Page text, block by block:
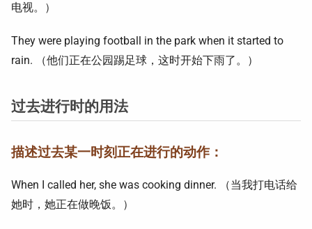
电视。）
They were playing football in the park when it started to
rain. （他们正在公园踢足球，这时开始下雨了。）
过去进行时的用法
描述过去某一时刻正在进行的动作：
When I called her, she was cooking dinner. （当我打电话给
她时，她正在做晚饭。）